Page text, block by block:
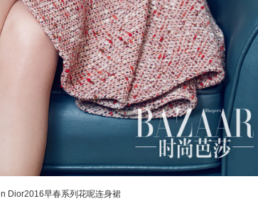
Dior2016早春系列花呢连身裙